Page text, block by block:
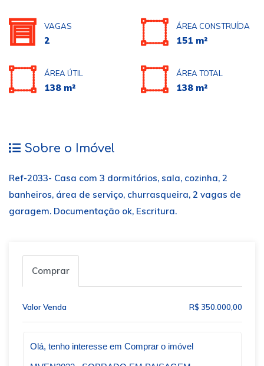
VAGAS
2
ÁREA CONSTRUÍDA
151 m²
ÁREA ÚTIL
138 m²
ÁREA TOTAL
138 m²
Sobre o Imóvel
Ref-2033- Casa com 3 dormitórios, sala, cozinha, 2
banheiros, área de serviço, churrasqueira, 2 vagas de
garagem. Documentação ok, Escritura.
Comprar
Valor Venda R$ 350.000,00